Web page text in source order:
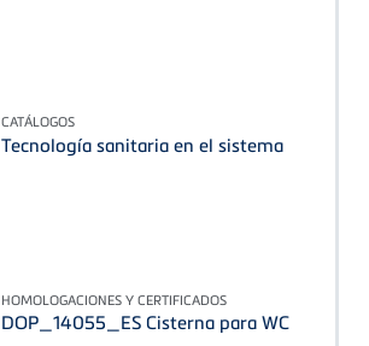
CATÁLOGOS
Tecnología sanitaria en el sistema
HOMOLOGACIONES Y CERTIFICADOS
DOP_14055_ES Cisterna para WC